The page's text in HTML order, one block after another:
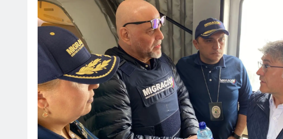
SOCIALES
¡Feliz cumpleaños para doña
Marta Luz López!
agosto 6, 2026
SOCIALES
Jaime Andrés
recibirá el
bautismo este
agosto 6, 2026